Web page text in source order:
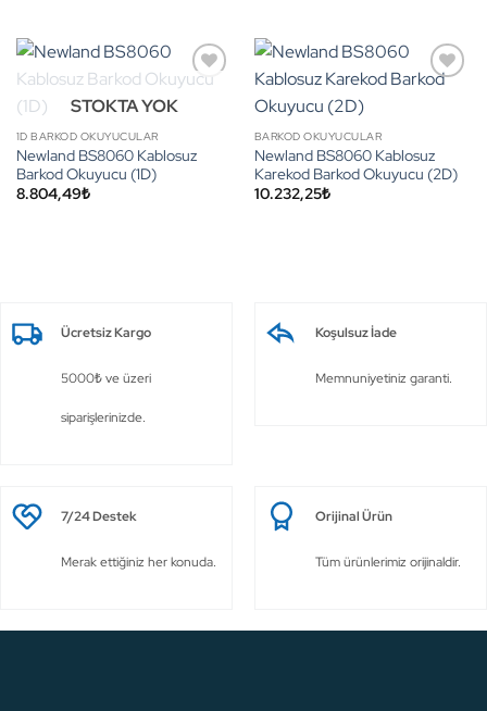
STOKTA YOK
1D BARKOD OKUYUCULAR
Newland BS8060 Kablosuz
Barkod Okuyucu (1D)
8.804,49₺
BARKOD OKUYUCULAR
Newland BS8060 Kablosuz
Karekod Barkod Okuyucu (2D)
10.232,25₺
Ücretsiz Kargo
5000₺ ve üzeri
siparişlerinizde.
Koşulsuz İade
Memnuniyetiniz garanti.
7/24 Destek
Merak ettiğiniz her konuda.
Orijinal Ürün
Tüm ürünlerimiz orijinaldir.